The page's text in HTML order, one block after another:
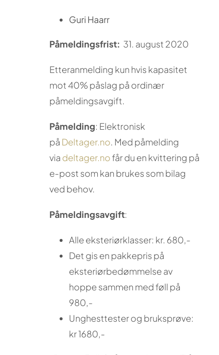
Guri Haarr
Påmeldingsfrist: 31. august 2020
Etteranmelding kun hvis kapasitet
mot 40% påslag på ordinær
påmeldingsavgift.
Påmelding: Elektronisk
på Deltager.no . Med påmelding
via deltager.nofår du en kvittering på
e-post som kan brukes som bilag
ved behov.
Påmeldingsavgift:
Alle eksteriørklasser: kr. 680,-
Det gis en pakkepris på
eksteriørbedømmelse av
hoppe sammen med føll på
980,-
Unghesttester og bruksprøve:
kr 1680,-